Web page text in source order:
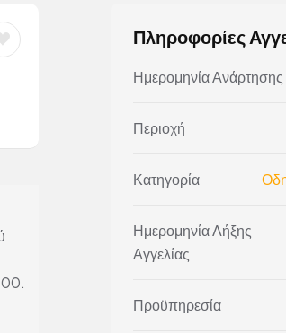
Πληροφορίες
Ημερομηνία Ανάρτησης
Περιοχή
Κατηγορία
Ημερομηνία Λήξης
Αγγελίας
Προϋπηρεσία